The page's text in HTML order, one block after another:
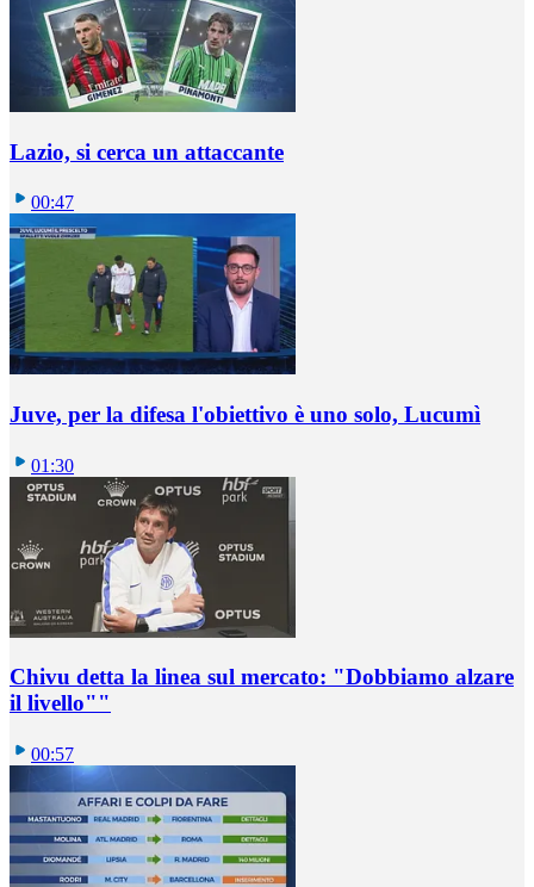
Lazio, si cerca un attaccante
00:47
Juve, per la difesa l'obiettivo è uno solo, Lucumì
01:30
Chivu detta la linea sul mercato: "Dobbiamo alzare
il livello""
00:57